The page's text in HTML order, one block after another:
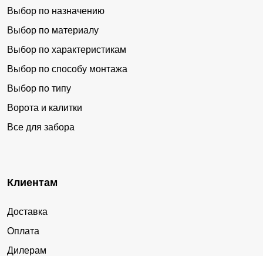
Выбор по назначению
Выбор по материалу
Выбор по характеристикам
Выбор по способу монтажа
Выбор по типу
Ворота и калитки
Все для забора
Клиентам
Доставка
Оплата
Дилерам